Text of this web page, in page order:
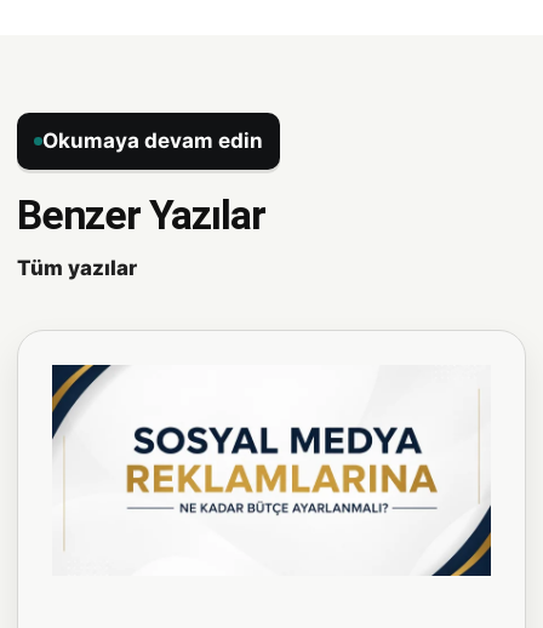
Okumaya devam edin
Benzer Yazılar
Tüm yazılar